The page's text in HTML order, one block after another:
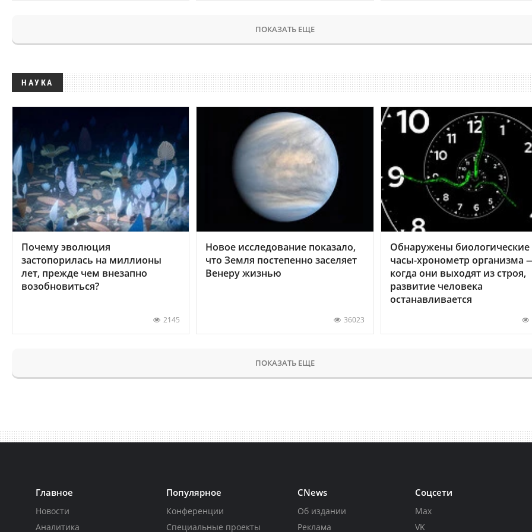
ПОКАЗАТЬ ЕЩЕ
НАУКА
Почему эволюция
застопорилась на миллионы
лет, прежде чем внезапно
возобновиться?
2145
Новое исследование показало,
что Земля постепенно заселяет
Венеру жизнью
36023
Обнаружены биологические
часы-хронометр организма
когда они выходят из строя,
развитие человека
останавливается
ПОКАЗАТЬ ЕЩЕ
Главное
Новости
Аналитика
Популярное
Конференции
Специальные проекты
CNews
Об издании
Реклама
Соцсети
Max
VK